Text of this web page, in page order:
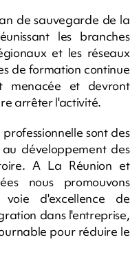
de sauvegarde de la
les branches
et les réseaux
de formation continue
menacée et devront
arrêter l'activité.
sont des
au développement des
A La Réunion et
nous promouvons
voie d'excellence de
dans l'entreprise,
pour réduire le